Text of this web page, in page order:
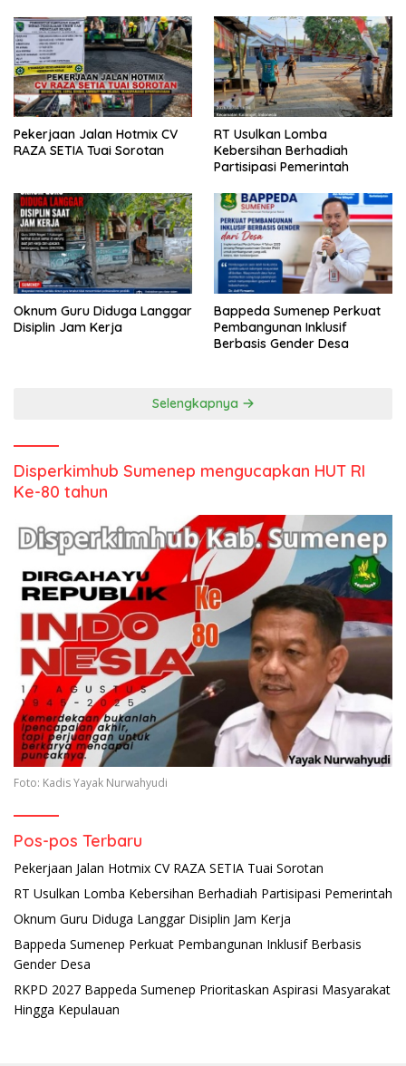
Pekerjaan Jalan Hotmix CV
RAZA SETIA Tuai Sorotan
RT Usulkan Lomba
Kebersihan Berhadiah
Partisipasi Pemerintah
Oknum Guru Diduga Langgar
Disiplin Jam Kerja
Bappeda Sumenep Perkuat
Pembangunan Inklusif
Berbasis Gender Desa
Selengkapnya
Disperkimhub Sumenep mengucapkan HUT RI
Ke-80 tahun
Foto: Kadis Yayak Nurwahyudi
Pos-pos Terbaru
Pekerjaan Jalan Hotmix CV RAZA SETIA Tuai Sorotan
RT Usulkan Lomba Kebersihan Berhadiah Partisipasi Pemerintah
Oknum Guru Diduga Langgar Disiplin Jam Kerja
Bappeda Sumenep Perkuat Pembangunan Inklusif Berbasis
Gender Desa
RKPD 2027 Bappeda Sumenep Prioritaskan Aspirasi Masyarakat
Hingga Kepulauan